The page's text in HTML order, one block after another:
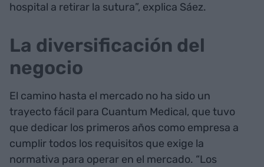
hospital a retirar la sutura”, explica Sáez.
La diversificación del
negocio
El camino hasta el mercado no ha sido un
trayecto fácil para Cuantum Medical, que tuvo
que dedicar los primeros años como empresa a
cumplir todos los requisitos que exige la
normativa para operar en el mercado. “Los